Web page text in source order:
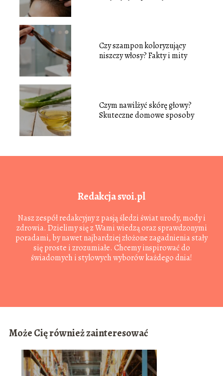
Czy szampon koloryzujący
niszczy włosy? Fakty i mity
Czym nawilżyć skórę głowy?
Skuteczne domowe sposoby
Redakcja svoi.pl
Nasz zespół redakcyjny z pasją śledzi świat urody, mody i
zdrowia. Dzielimy się z Wami wiedzą oraz sprawdzonymi
poradami, by nawet najbardziej złożone zagadnienia stały
się proste i zrozumiałe. Chcemy inspirować do
świadomych i stylowych wyborów każdego dnia!
Może Cię również zainteresować